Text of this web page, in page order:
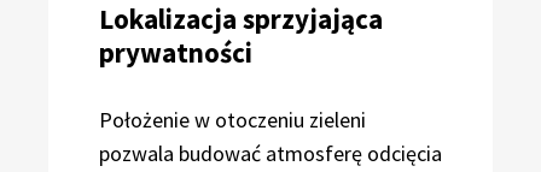
Lokalizacja sprzyjająca
prywatności
Położenie w otoczeniu zieleni
pozwala budować atmosferę odcięcia